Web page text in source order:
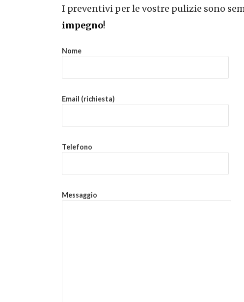
I preventivi per le vostre pulizie sono
impegno!
Nome
Email (richiesta)
Telefono
Messaggio